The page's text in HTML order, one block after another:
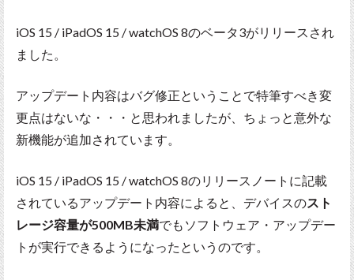
iOS 15 / iPadOS 15 / watchOS 8のベータ3がリリースされ
ました。
アップデート内容はバグ修正ということで特筆すべき変
更点はないな・・・と思われましたが、ちょっと意外な
新機能が追加されています。
iOS 15 / iPadOS 15 / watchOS 8のリリースノートに記載
されているアップデート内容によると、デバイスのスト
レージ容量が500MB未満でもソフトウェア・アップデー
トが実行できるようになったというのです。